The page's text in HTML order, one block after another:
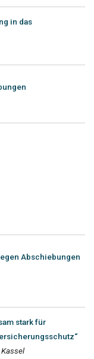
in das
Abschiebungen
stark für